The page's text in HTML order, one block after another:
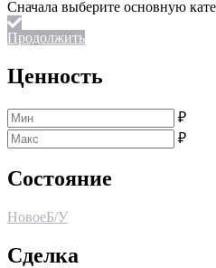
Продолжить
Ценность
₽
₽
Состояние
НовоеБ/У
Сделка